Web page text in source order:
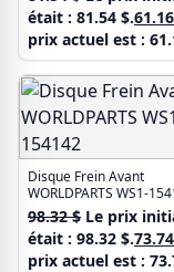
était : 81.54 $.61.16
prix actuel est :
Disque Frein Avant
WORLDPARTS WS1-
98.32$ Le prix
était : 98.32 $.73.74
prix actuel est :